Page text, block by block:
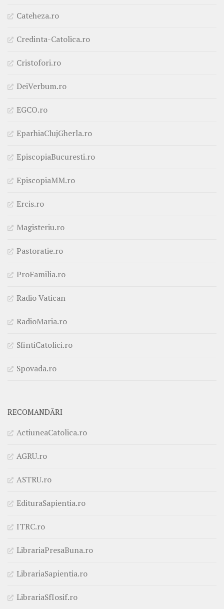
Cateheza.ro
Credinta-Catolica.ro
Cristofori.ro
DeiVerbum.ro
EGCO.ro
EparhiaClujGherla.ro
EpiscopiaBucuresti.ro
EpiscopiaMM.ro
Ercis.ro
Magisteriu.ro
Pastoratie.ro
ProFamilia.ro
Radio Vatican
RadioMaria.ro
SfintiCatolici.ro
Spovada.ro
RECOMANDĂRI
ActiuneaCatolica.ro
AGRU.ro
ASTRU.ro
EdituraSapientia.ro
ITRC.ro
LibrariaPresaBuna.ro
LibrariaSapientia.ro
LibrariaSfIosif.ro